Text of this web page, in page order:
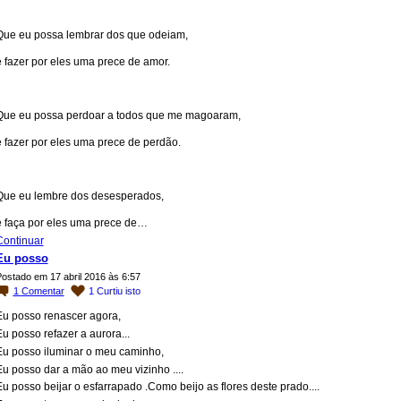
eu possa lembrar dos que odeiam,
fazer por eles uma prece de amor.
eu possa perdoar a todos que me magoaram,
fazer por eles uma prece de perdão.
eu lembre dos desesperados,
faça por eles uma prece de…
posso
em 17 abril 2016 às 6:57
1 Comentar 1 Curtiu isto
posso renascer agora,
posso refazer a aurora...
posso iluminar o meu caminho,
posso dar a mão ao meu vizinho ....
posso beijar o esfarrapado .Como beijo as flores deste prado....